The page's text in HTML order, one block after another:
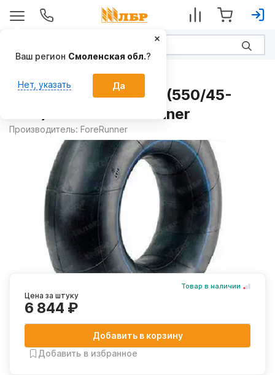
Камера 500/45-22.5 (550/45-
22.5) TR218A Forerunner
Производитель: ForeRunner
Товар в наличии
Цена за штуку
6 844 ₽
Добавить в корзину
Добавить в избранное
Ваш регион Смоленская обл.?
Нет, указать Да